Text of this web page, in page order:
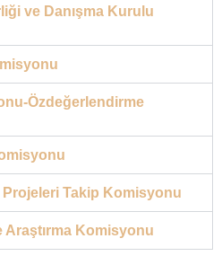
ve Danışma Kurulu
Özdeğerlendirme
Projeleri Takip Komisyonu
Araştırma Komisyonu